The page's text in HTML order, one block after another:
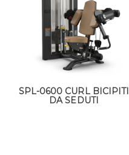
SPL-0600 CURL BICIPITI
DA SEDUTI